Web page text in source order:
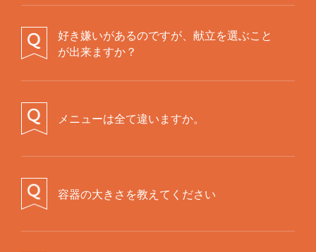
好き嫌いがあるのですが、献立を選ぶこと
が出来ますか？
メニューは全て違いますか。
容器の大きさを教えてください